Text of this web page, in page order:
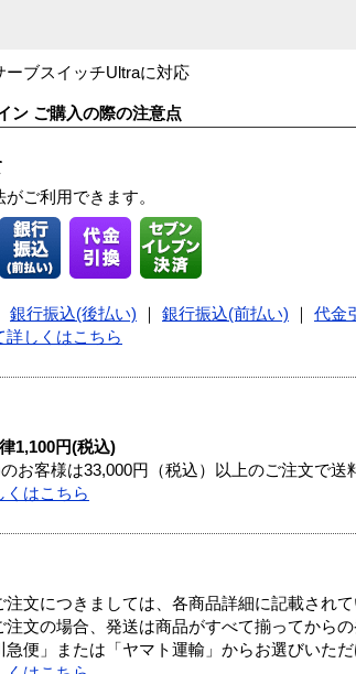
ーブスイッチUltraに対応
ン ご購入の際の注意点
ご利用できます。
銀行振込(後払い) 銀行振込(前払い) 代金
詳しくはこちら
1,100円(税込)
お客様は33,000円（税込）以上のご注文で送
くはこちら
文につきましては、各商品詳細に記載され
文の場合、発送は商品がすべて揃ってからの
便」または「ヤマト運輸」からお選びいただ